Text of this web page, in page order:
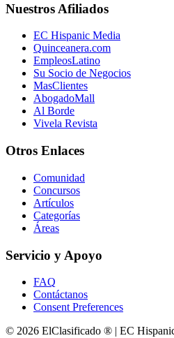
Nuestros Afiliados
EC Hispanic Media
Quinceanera.com
EmpleosLatino
Su Socio de Negocios
MasClientes
AbogadoMall
Al Borde
Vivela Revista
Otros Enlaces
Comunidad
Concursos
Artículos
Categorías
Áreas
Servicio y Apoyo
FAQ
Contáctanos
Consent Preferences
© 2026 ElClasificado ® | EC